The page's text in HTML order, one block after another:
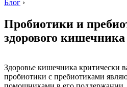
Блог ›
Пробиотики и
здорового кишечника
Здоровье кишечника критически
пробиотики с пребиотиками